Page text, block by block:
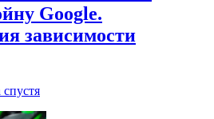
Google.
зависимости
спустя